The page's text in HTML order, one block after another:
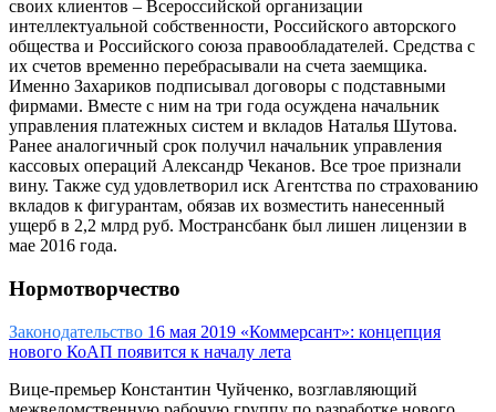
своих клиентов – Всероссийской организации
интеллектуальной собственности, Российского авторского
общества и Российского союза правообладателей. Средства с
их счетов временно перебрасывали на счета заемщика.
Именно Захариков подписывал договоры с подставными
фирмами. Вместе с ним на три года осуждена начальник
управления платежных систем и вкладов Наталья Шутова.
Ранее аналогичный срок получил начальник управления
кассовых операций Александр Чеканов. Все трое признали
вину. Также суд удовлетворил иск Агентства по страхованию
вкладов к фигурантам, обязав их возместить нанесенный
ущерб в 2,2 млрд руб. Мострансбанк был лишен лицензии в
мае 2016 года.
Нормотворчество
Законодательство 16 мая 2019 «Коммерсант»: концепция
нового КоАП появится к началу лета
Вице-премьер Константин Чуйченко, возглавляющий